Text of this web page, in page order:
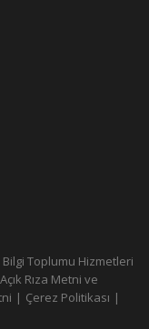
Bilgi Toplumu Hizmetleri
Rıza Metni ve
| Çerez Politikası |